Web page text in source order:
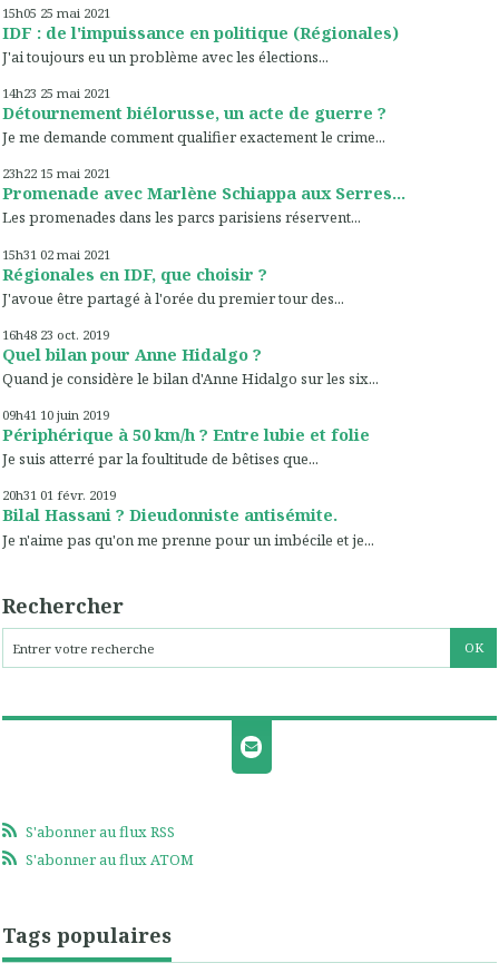
15h05 25 mai 2021
IDF : de l'impuissance en politique (Régionales)
J'ai toujours eu un problème avec les élections...
14h23 25 mai 2021
Détournement biélorusse, un acte de guerre ?
Je me demande comment qualifier exactement le crime...
23h22 15 mai 2021
Promenade avec Marlène Schiappa aux Serres...
Les promenades dans les parcs parisiens réservent...
15h31 02 mai 2021
Régionales en IDF, que choisir ?
J'avoue être partagé à l'orée du premier tour des...
16h48 23 oct. 2019
Quel bilan pour Anne Hidalgo ?
Quand je considère le bilan d'Anne Hidalgo sur les six...
09h41 10 juin 2019
Périphérique à 50 km/h ? Entre lubie et folie
Je suis atterré par la foultitude de bêtises que...
20h31 01 févr. 2019
Bilal Hassani ? Dieudonniste antisémite.
Je n'aime pas qu'on me prenne pour un imbécile et je...
Rechercher
S'abonner au flux RSS
S'abonner au flux ATOM
Tags populaires